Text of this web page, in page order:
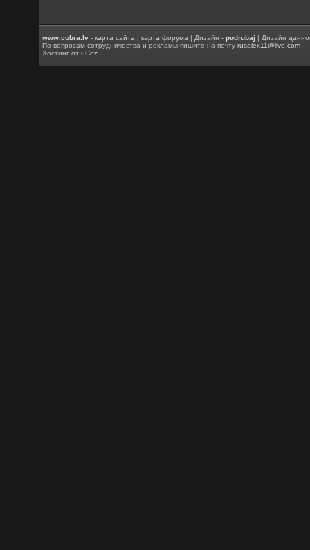
www.cobra.lv -карта сайта |карта форума | Дизайн -podrubaj | Дизайн
По вопросам сотрудничества и рекламы пишите на почтуrusalex11@live.com
Хостинг отuCoz